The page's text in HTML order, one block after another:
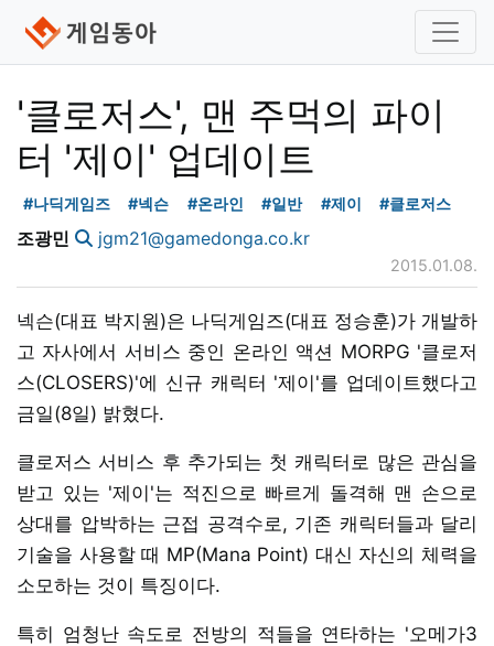
'클로저스', 맨 주먹의 파이
터 '제이' 업데이트
#나딕게임즈 #넥슨 #온라인 #일반 #제이 #클로저스
조광민 jgm21@gamedonga.co.kr
2015.01.08.
넥슨(대표 박지원)은 나딕게임즈(대표 정승훈)가 개발하
고 자사에서 서비스 중인 온라인 액션 MORPG '클로저
스(CLOSERS)'에 신규 캐릭터 '제이'를 업데이트했다고
금일(8일) 밝혔다.
클로저스 서비스 후 추가되는 첫 캐릭터로 많은 관심을
받고 있는 '제이'는 적진으로 빠르게 돌격해 맨 손으로
상대를 압박하는 근접 공격수로, 기존 캐릭터들과 달리
기술을 사용할 때 MP(Mana Point) 대신 자신의 체력을
소모하는 것이 특징이다.
특히 엄청난 속도로 전방의 적들을 연타하는 '오메가3